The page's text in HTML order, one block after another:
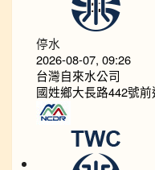
停水
2026-08-07, 09:26
台灣自來水公司
國姓鄉大長路442號